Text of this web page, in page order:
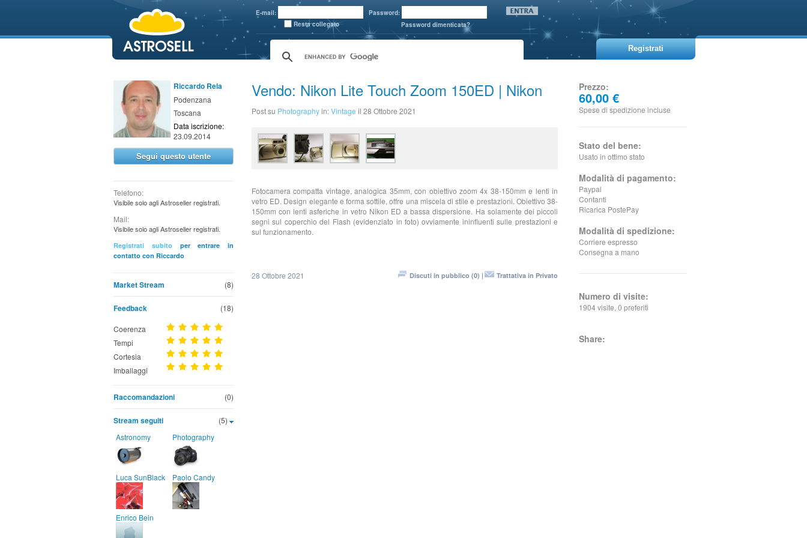
E-mail:
Password:
Resta collegato
Password dimenticata?
Registrati
Riccardo Rela
Podenzana
Toscana
Data iscrizione:
23.09.2014
Segui questo utente
Telefono:
Visibile solo agli Astroseller registrati.
Mail:
Visibile solo agli Astroseller registrati.
Registrati subitoper entrare in
contatto con Riccardo
(8)
Market Stream
Feedback (18)
Coerenza
Tempi
Cortesia
Imballaggi
(0)
Raccomandazioni
(5)
Stream seguiti
Astronomy Photography
Luca SunBlack Paolo Candy
Enrico Bein
Vendo: Nikon Lite Touch Zoom 150ED | Nikon
Post su Photographyin:Vintage il 28 Ottobre 2021
Fotocamera compatta vintage, analogica 35mm, con obiettivo zoom 4x 38-150mm e lenti in
vetro ED. Design elegante e forma sottile, offre una miscela di stile e prestazioni. Obiettivo 38-
150mm con lenti asferiche in vetro Nikon ED a bassa dispersione. Ha solamente dei piccoli
segni sul coperchio del Flash (evidenziato in foto) ovviamente ininfluenti sulle prestazioni e
sul funzionamento.
28 Ottobre 2021 Discuti in pubblico (0) | Trattativa in Privato
Prezzo:
60,00 €
Spese di spedizione incluse
Stato del bene:
Usato in ottimo stato
Modalità di pagamento:
Paypal
Contanti
Ricarica PostePay
Modalità di spedizione:
Corriere espresso
Consegna a mano
Numero di visite:
1904 visite, 0 preferiti
Share: